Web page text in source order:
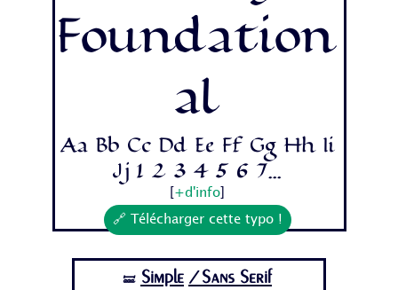
Foundation
al
Aa Bb Cc Dd Ee Ff Gg Hh Ii
Jj 1 2 3 4 5 6 7...
+d'info
🔗 Télécharger cette typo !
🝛 Simple /Sans Serif